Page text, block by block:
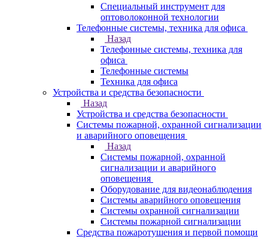
Специальный инструмент для
оптоволоконной технологии
Телефонные системы, техника для офиса
Назад
Телефонные системы, техника для
офиса
Телефонные системы
Техника для офиса
Устройства и средства безопасности
Назад
Устройства и средства безопасности
Системы пожарной, охранной сигнализации
и аварийного оповещения
Назад
Системы пожарной, охранной
сигнализации и аварийного
оповещения
Оборудование для видеонаблюдения
Системы аварийного оповещения
Системы охранной сигнализации
Системы пожарной сигнализации
Средства пожаротушения и первой помощи